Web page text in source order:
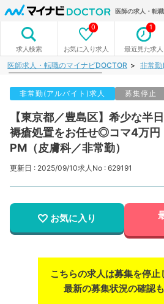
医師の求人・転
求人検索 お気に入り求人
0
最近見た求人
1
医師求人・転職のマイナビDOCTOR 非常勤
非常勤(アルバイト)求人 募集停止
【東京都／豊島区】希少な半
褥瘡処置をお任せ◎コマ4万円
PM（皮膚科／非常勤）
更新日 : 2025/09/10求人No : 629191
お気に入り
こちらの求人は募集を停止
最新の募集状況の確認も